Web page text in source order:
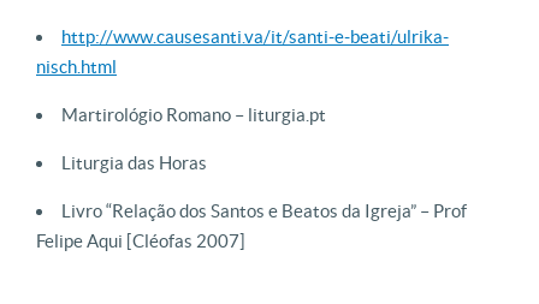
http://www.causesanti.va/it/santi-e-beati/ulrika-
nisch.html
Martirológio Romano – liturgia.pt
Liturgia das Horas
Livro “Relação dos Santos e Beatos da Igreja” – Prof
Felipe Aqui [Cléofas 2007]